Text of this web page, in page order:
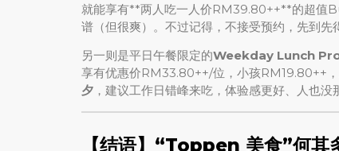
就能享有**两人吃一人价RM39.80++**的超值
谱（但很爽）。不过记得，不接受预约，先到先
另一则是平日午餐限定的Weekday Lunch
享有优惠价RM33.80++/位，小孩RM19.80++
夕 ，建议工作日错峰来吃，体验感更好、人也没
【结语】“Toppen 美食”何